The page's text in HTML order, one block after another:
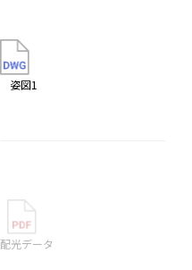
姿図1
配光データ